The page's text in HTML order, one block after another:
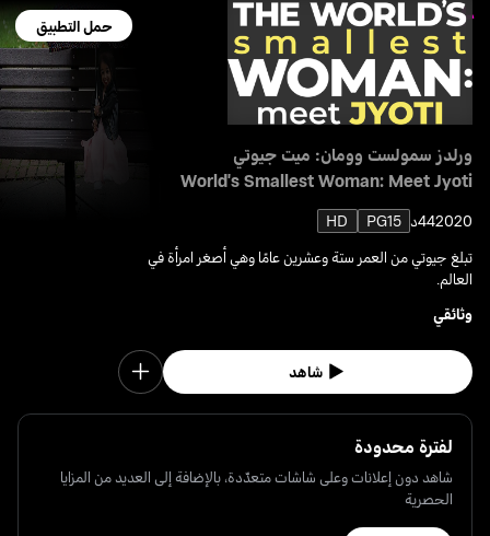
حمل التطبيق
ورلدز سمولست وومان: ميت جيوتي
World's Smallest Woman: Meet Jyoti
202044د PG15
HD
تبلغ جيوتي من العمر ستة وعشرين عامًا وهي أصغر امرأة في
العالم.
وثائقي
شاهد
لفترة محدودة
شاهد دون إعلانات وعلى شاشات متعدّدة، بالإضافة إلى العديد من المزايا
الحصرية